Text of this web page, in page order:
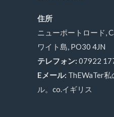
住所
ニューポートロード,
ワイト島, PO30 4JN
テレフォン: 07922
Eメール: ThEWaTer私
ル。co.イギリス